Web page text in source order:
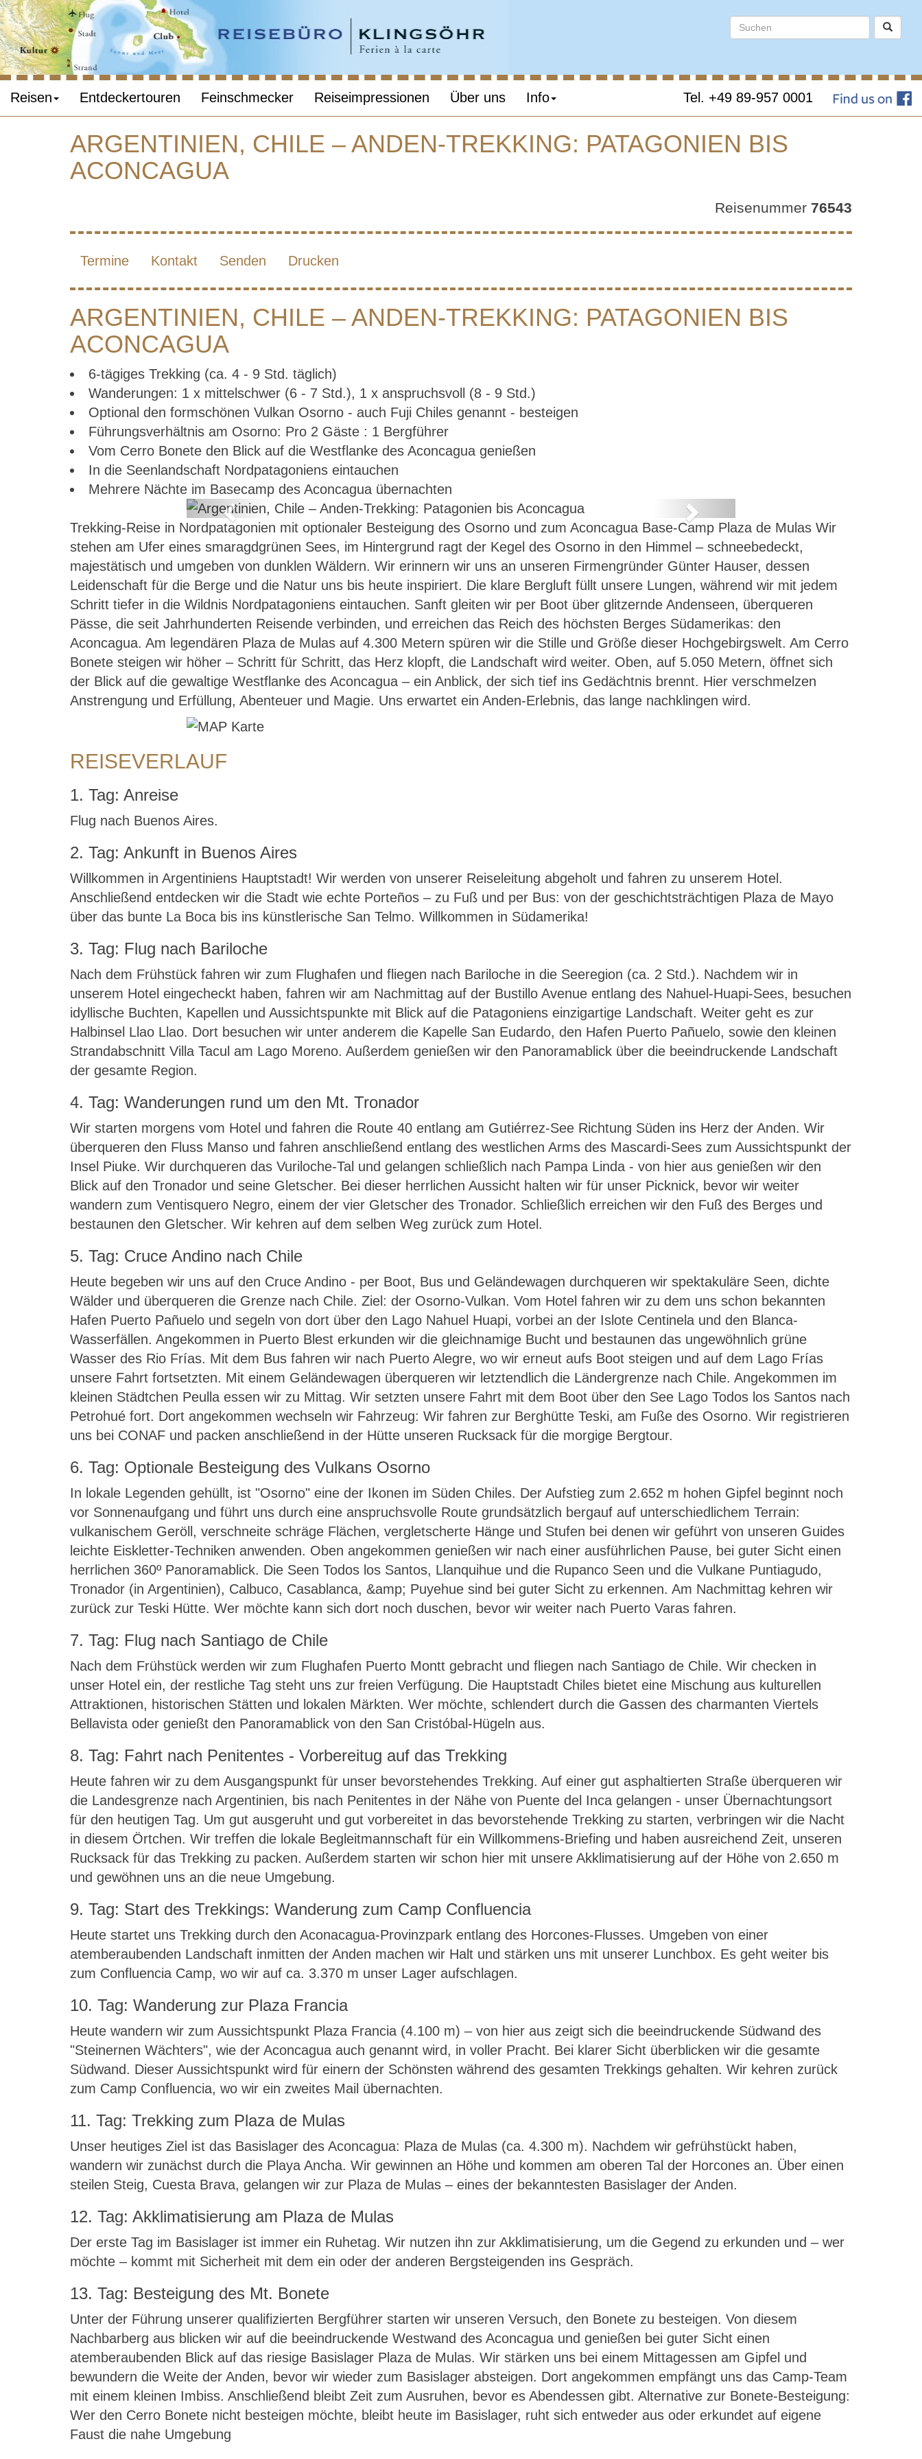
Reisen Entdeckertouren Feinschmecker Reiseimpressionen Über uns Info Tel. +49 89-957 0001
ANDEN-TREKKING:
PATAGONIEN BIS
ACONCAGUA
ARGENTINIEN, CHILE – ANDEN-TREKKING: PATAGONIEN BIS
ACONCAGUA
Reisenummer 76543
Termine Kontakt Senden Drucken
ARGENTINIEN, CHILE – ANDEN-TREKKING: PATAGONIEN BIS
ACONCAGUA
6-tägiges Trekking (ca. 4 - 9 Std. täglich)
Wanderungen: 1 x mittelschwer (6 - 7 Std.), 1 x anspruchsvoll (8 - 9 Std.)
Optional den formschönen Vulkan Osorno - auch Fuji Chiles genannt - besteigen
Führungsverhältnis am Osorno: Pro 2 Gäste : 1 Bergführer
Vom Cerro Bonete den Blick auf die Westflanke des Aconcagua genießen
In die Seenlandschaft Nordpatagoniens eintauchen
Mehrere Nächte im Basecamp des Aconcagua übernachten
bis
Argentinien, Chile – Anden-Trekking: Patagonien bis
Aconcagua
Previous
Next
Trekking-Reise in Nordpatagonien mit optionaler Besteigung des Osorno und zum Aconcagua Base-Camp Plaza de Mulas Wir
stehen am Ufer eines smaragdgrünen Sees, im Hintergrund ragt der Kegel des Osorno in den Himmel – schneebedeckt,
majestätisch und umgeben von dunklen Wäldern. Wir erinnern wir uns an unseren Firmengründer Günter Hauser, dessen
Leidenschaft für die Berge und die Natur uns bis heute inspiriert. Die klare Bergluft füllt unsere Lungen, während wir mit jedem
Schritt tiefer in die Wildnis Nordpatagoniens eintauchen. Sanft gleiten wir per Boot über glitzernde Andenseen, überqueren
Pässe, die seit Jahrhunderten Reisende verbinden, und erreichen das Reich des höchsten Berges Südamerikas: den
Aconcagua. Am legendären Plaza de Mulas auf 4.300 Metern spüren wir die Stille und Größe dieser Hochgebirgswelt. Am Cerro
Bonete steigen wir höher – Schritt für Schritt, das Herz klopft, die Landschaft wird weiter. Oben, auf 5.050 Metern, öffnet sich
der Blick auf die gewaltige Westflanke des Aconcagua – ein Anblick, der sich tief ins Gedächtnis brennt. Hier verschmelzen
Anstrengung und Erfüllung, Abenteuer und Magie. Uns erwartet ein Anden-Erlebnis, das lange nachklingen wird.
REISEVERLAUF
1. Tag: Anreise
Flug nach Buenos Aires.
2. Tag: Ankunft in Buenos Aires
Willkommen in Argentiniens Hauptstadt! Wir werden von unserer Reiseleitung abgeholt und fahren zu unserem Hotel.
Anschließend entdecken wir die Stadt wie echte Porteños – zu Fuß und per Bus: von der geschichtsträchtigen Plaza de Mayo
über das bunte La Boca bis ins künstlerische San Telmo. Willkommen in Südamerika!
3. Tag: Flug nach Bariloche
Nach dem Frühstück fahren wir zum Flughafen und fliegen nach Bariloche in die Seeregion (ca. 2 Std.). Nachdem wir in
unserem Hotel eingecheckt haben, fahren wir am Nachmittag auf der Bustillo Avenue entlang des Nahuel-Huapi-Sees, besuchen
idyllische Buchten, Kapellen und Aussichtspunkte mit Blick auf die Patagoniens einzigartige Landschaft. Weiter geht es zur
Halbinsel Llao Llao. Dort besuchen wir unter anderem die Kapelle San Eudardo, den Hafen Puerto Pañuelo, sowie den kleinen
Strandabschnitt Villa Tacul am Lago Moreno. Außerdem genießen wir den Panoramablick über die beeindruckende Landschaft
der gesamte Region.
4. Tag: Wanderungen rund um den Mt. Tronador
Wir starten morgens vom Hotel und fahren die Route 40 entlang am Gutiérrez-See Richtung Süden ins Herz der Anden. Wir
überqueren den Fluss Manso und fahren anschließend entlang des westlichen Arms des Mascardi-Sees zum Aussichtspunkt der
Insel Piuke. Wir durchqueren das Vuriloche-Tal und gelangen schließlich nach Pampa Linda - von hier aus genießen wir den
Blick auf den Tronador und seine Gletscher. Bei dieser herrlichen Aussicht halten wir für unser Picknick, bevor wir weiter
wandern zum Ventisquero Negro, einem der vier Gletscher des Tronador. Schließlich erreichen wir den Fuß des Berges und
bestaunen den Gletscher. Wir kehren auf dem selben Weg zurück zum Hotel.
5. Tag: Cruce Andino nach Chile
Heute begeben wir uns auf den Cruce Andino - per Boot, Bus und Geländewagen durchqueren wir spektakuläre Seen, dichte
Wälder und überqueren die Grenze nach Chile. Ziel: der Osorno-Vulkan. Vom Hotel fahren wir zu dem uns schon bekannten
Hafen Puerto Pañuelo und segeln von dort über den Lago Nahuel Huapi, vorbei an der Islote Centinela und den Blanca-
Wasserfällen. Angekommen in Puerto Blest erkunden wir die gleichnamige Bucht und bestaunen das ungewöhnlich grüne
Wasser des Rio Frías. Mit dem Bus fahren wir nach Puerto Alegre, wo wir erneut aufs Boot steigen und auf dem Lago Frías
unsere Fahrt fortsetzten. Mit einem Geländewagen überqueren wir letztendlich die Ländergrenze nach Chile. Angekommen im
kleinen Städtchen Peulla essen wir zu Mittag. Wir setzten unsere Fahrt mit dem Boot über den See Lago Todos los Santos nach
Petrohué fort. Dort angekommen wechseln wir Fahrzeug: Wir fahren zur Berghütte Teski, am Fuße des Osorno. Wir registrieren
uns bei CONAF und packen anschließend in der Hütte unseren Rucksack für die morgige Bergtour.
6. Tag: Optionale Besteigung des Vulkans Osorno
In lokale Legenden gehüllt, ist "Osorno" eine der Ikonen im Süden Chiles. Der Aufstieg zum 2.652 m hohen Gipfel beginnt noch
vor Sonnenaufgang und führt uns durch eine anspruchsvolle Route grundsätzlich bergauf auf unterschiedlichem Terrain:
vulkanischem Geröll, verschneite schräge Flächen, vergletscherte Hänge und Stufen bei denen wir geführt von unseren Guides
leichte Eiskletter-Techniken anwenden. Oben angekommen genießen wir nach einer ausführlichen Pause, bei guter Sicht einen
herrlichen 360º Panoramablick. Die Seen Todos los Santos, Llanquihue und die Rupanco Seen und die Vulkane Puntiagudo,
Tronador (in Argentinien), Calbuco, Casablanca, &amp; Puyehue sind bei guter Sicht zu erkennen. Am Nachmittag kehren wir
zurück zur Teski Hütte. Wer möchte kann sich dort noch duschen, bevor wir weiter nach Puerto Varas fahren.
7. Tag: Flug nach Santiago de Chile
Nach dem Frühstück werden wir zum Flughafen Puerto Montt gebracht und fliegen nach Santiago de Chile. Wir checken in
unser Hotel ein, der restliche Tag steht uns zur freien Verfügung. Die Hauptstadt Chiles bietet eine Mischung aus kulturellen
Attraktionen, historischen Stätten und lokalen Märkten. Wer möchte, schlendert durch die Gassen des charmanten Viertels
Bellavista oder genießt den Panoramablick von den San Cristóbal-Hügeln aus.
8. Tag: Fahrt nach Penitentes - Vorbereitug auf das Trekking
Heute fahren wir zu dem Ausgangspunkt für unser bevorstehendes Trekking. Auf einer gut asphaltierten Straße überqueren wir
die Landesgrenze nach Argentinien, bis nach Penitentes in der Nähe von Puente del Inca gelangen - unser Übernachtungsort
für den heutigen Tag. Um gut ausgeruht und gut vorbereitet in das bevorstehende Trekking zu starten, verbringen wir die Nacht
in diesem Örtchen. Wir treffen die lokale Begleitmannschaft für ein Willkommens-Briefing und haben ausreichend Zeit, unseren
Rucksack für das Trekking zu packen. Außerdem starten wir schon hier mit unsere Akklimatisierung auf der Höhe von 2.650 m
und gewöhnen uns an die neue Umgebung.
9. Tag: Start des Trekkings: Wanderung zum Camp Confluencia
Heute startet uns Trekking durch den Aconacagua-Provinzpark entlang des Horcones-Flusses. Umgeben von einer
atemberaubenden Landschaft inmitten der Anden machen wir Halt und stärken uns mit unserer Lunchbox. Es geht weiter bis
zum Confluencia Camp, wo wir auf ca. 3.370 m unser Lager aufschlagen.
10. Tag: Wanderung zur Plaza Francia
Heute wandern wir zum Aussichtspunkt Plaza Francia (4.100 m) – von hier aus zeigt sich die beeindruckende Südwand des
"Steinernen Wächters", wie der Aconcagua auch genannt wird, in voller Pracht. Bei klarer Sicht überblicken wir die gesamte
Südwand. Dieser Aussichtspunkt wird für einern der Schönsten während des gesamten Trekkings gehalten. Wir kehren zurück
zum Camp Confluencia, wo wir ein zweites Mail übernachten.
11. Tag: Trekking zum Plaza de Mulas
Unser heutiges Ziel ist das Basislager des Aconcagua: Plaza de Mulas (ca. 4.300 m). Nachdem wir gefrühstückt haben,
wandern wir zunächst durch die Playa Ancha. Wir gewinnen an Höhe und kommen am oberen Tal der Horcones an. Über einen
steilen Steig, Cuesta Brava, gelangen wir zur Plaza de Mulas – eines der bekanntesten Basislager der Anden.
12. Tag: Akklimatisierung am Plaza de Mulas
Der erste Tag im Basislager ist immer ein Ruhetag. Wir nutzen ihn zur Akklimatisierung, um die Gegend zu erkunden und – wer
möchte – kommt mit Sicherheit mit dem ein oder der anderen Bergsteigenden ins Gespräch.
13. Tag: Besteigung des Mt. Bonete
Unter der Führung unserer qualifizierten Bergführer starten wir unseren Versuch, den Bonete zu besteigen. Von diesem
Nachbarberg aus blicken wir auf die beeindruckende Westwand des Aconcagua und genießen bei guter Sicht einen
atemberaubenden Blick auf das riesige Basislager Plaza de Mulas. Wir stärken uns bei einem Mittagessen am Gipfel und
bewundern die Weite der Anden, bevor wir wieder zum Basislager absteigen. Dort angekommen empfängt uns das Camp-Team
mit einem kleinen Imbiss. Anschließend bleibt Zeit zum Ausruhen, bevor es Abendessen gibt. Alternative zur Bonete-Besteigung:
Wer den Cerro Bonete nicht besteigen möchte, bleibt heute im Basislager, ruht sich entweder aus oder erkundet auf eigene
Faust die nahe Umgebung